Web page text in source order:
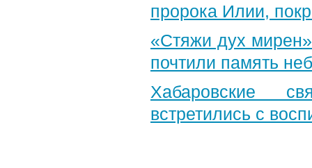
пророка Илии,
«Стяжи дух
почтили память
Хабаровские
встретились с